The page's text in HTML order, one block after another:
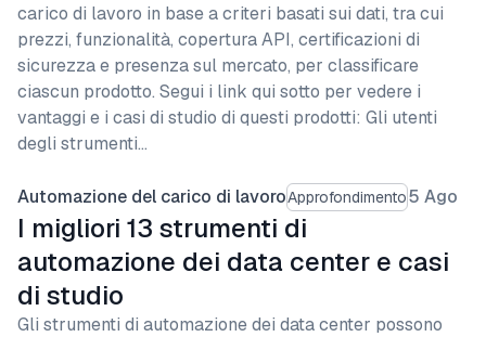
carico di lavoro in base a criteri basati sui dati, tra cui
prezzi, funzionalità, copertura API, certificazioni di
sicurezza e presenza sul mercato, per classificare
ciascun prodotto. Segui i link qui sotto per vedere i
vantaggi e i casi di studio di questi prodotti: Gli utenti
degli strumenti…
Automazione del carico di lavoroApprofondimento5 Ago
I migliori 13 strumenti di
automazione dei data center e casi
di studio
Gli strumenti di automazione dei data center possono